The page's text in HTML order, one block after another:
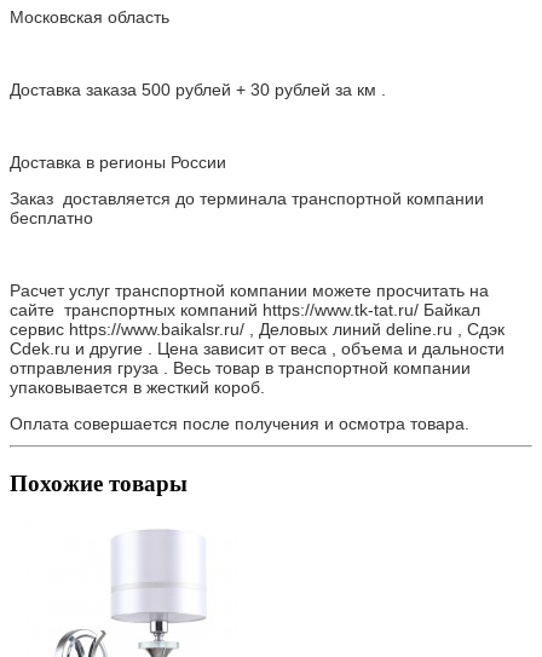
Московская область
Доставка заказа 500 рублей + 30 рублей за км .
Доставка в регионы России
Заказ доставляется до терминала транспортной компании
бесплатно
Расчет услуг транспортной компании можете просчитать на
сайте транспортных компаний https://www.tk-tat.ru/ Байкал
сервис https://www.baikalsr.ru/ , Деловых линий deline.ru , Сдэк
Cdek.ru и другие . Цена зависит от веса , объема и дальности
отправления груза . Весь товар в транспортной компании
упаковывается в жесткий короб.
Оплата совершается после получения и осмотра товара.
Похожие товары